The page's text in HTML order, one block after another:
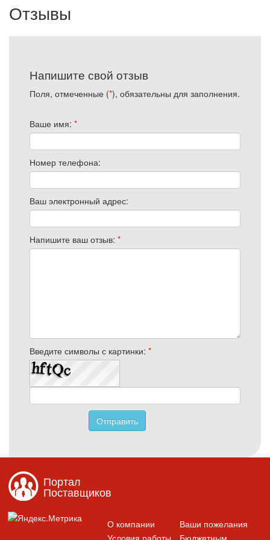
Отзывы
Напишите свой отзыв
Поля, отмеченные (*), обязательны для заполнения.
Ваше имя: *
Номер телефона:
Ваш электронный адрес:
Напишите ваш отзыв: *
Введите символы с картинки: *
Портал
Поставщиков
О компании
Ваши пожелания
Условия работы
Бюджетным